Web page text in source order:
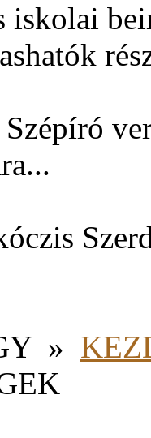
iskolai
Szépíró
»